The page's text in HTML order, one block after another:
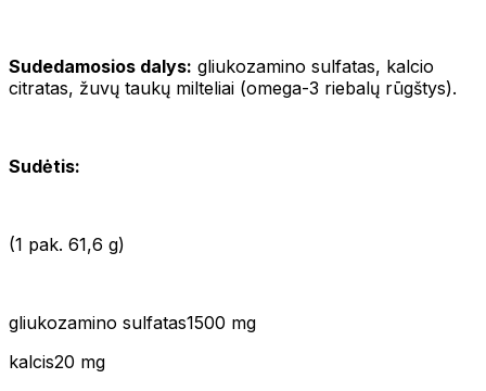
Sudedamosios dalys: gliukozamino sulfatas, kalcio
citratas, žuvų taukų milteliai (omega-3 riebalų rūgštys).
Sudėtis:
(1 pak. 61,6 g)
gliukozamino sulfatas1500 mg
kalcis20 mg